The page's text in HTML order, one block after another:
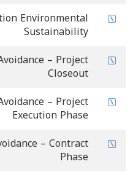
Environmental
Sustainability
– Project
Closeout
– Project
Execution Phase
– Contract
Phase